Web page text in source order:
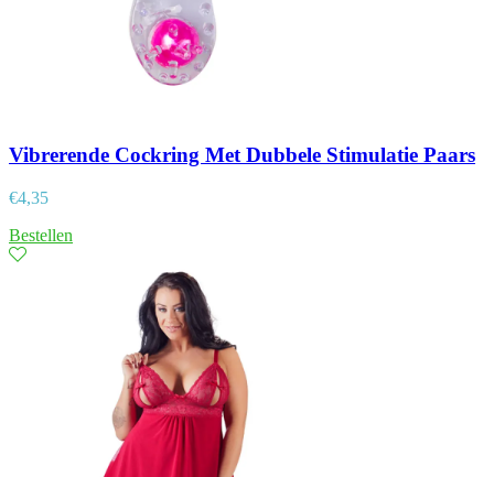
Vibrerende Cockring Met Dubbele Stimulatie Paars
€4,35
Bestellen